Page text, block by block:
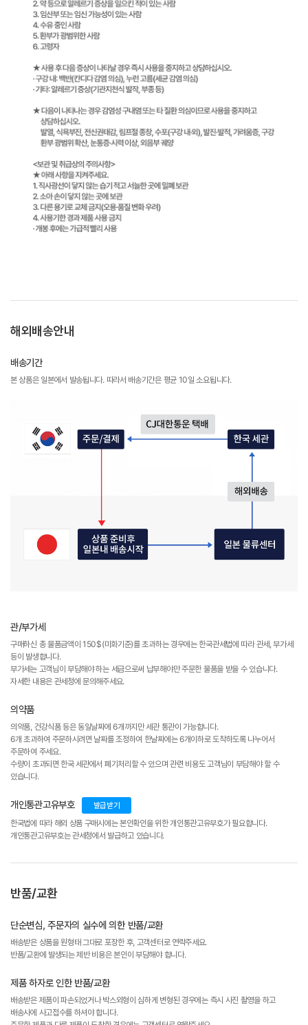
해외배송안내
배송기간
본 상품은 일본에서 발송됩니다. 따라서 배송기간은 평균 10일 소요됩니다.
관/부가세
구매하신 총 물품금액이 150$(미화기준)를 초과하는 경우에는 한국관세법에 따라 관세, 부가세
등이 발생합니다.
부가세는 고객님이 부담해야 하는 세금으로써 납부해야만 주문한 물품을 받을 수 있습니다.
자세한 내용은 관세청에 문의해주세요.
의약품
의약품, 건강식품 등은 동일날짜에 6개까지만 세관 통관이 가능합니다.
6개 초과하여 주문하시려면 날짜를 조정하여 한날짜에는 6개이하로 도착하도록 나누어서
주문하여 주세요.
수량이 초과되면 한국 세관에서 폐기처리할 수 있으며 관련 비용도 고객님이 부담해야 할 수
있습니다.
개인통관고유부호 발급받기
한국법에 따라 해외 상품 구매시에는 본인확인을 위한 개인통관고유부호가 필요합니다.
개인통관고유부호는 관세청에서 발급하고 있습니다.
반품/교환
단순변심, 주문자의 실수에 의한 반품/교환
배송받은 상품을 원형태 그대로 포장한 후, 고객센터로 연락주세요.
반품/교환에 발생되는 제반 비용은 본인이 부담해야 합니다.
제품 하자로 인한 반품/교환
배송받은 제품이 파손되었거나 박스외형이 심하게 변형된 경우에는 즉시 사진 촬영을 하고
배송사에 사고접수를 하셔야 합니다.